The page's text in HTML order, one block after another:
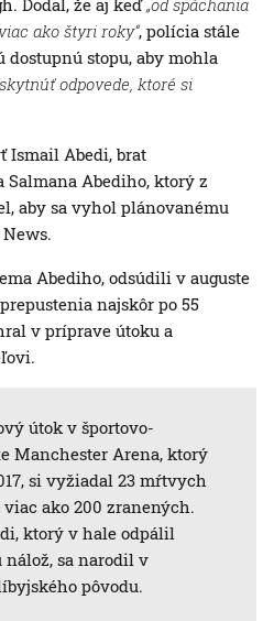
Dodal, že aj keď„od spáchania
ako štyri roky“, polícia stále
dostupnú stopu, aby mohla
odpovede, ktoré si
Ismail Abedi, brat
Abediho, ktorý z
aby sa vyhol plánovanému
Abediho, odsúdili v auguste
najskôr po 55
v príprave útoku a
útok v športovo-
Manchester Arena, ktorý
si vyžiadal 23 mŕtvych
ako 200 zranených.
ktorý v hale odpálil
sa narodil v
pôvodu.